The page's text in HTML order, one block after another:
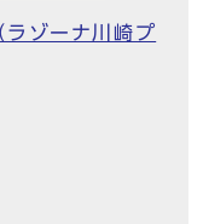
ゾーナ川崎プ